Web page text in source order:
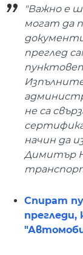
"Важно е
могат да
преглед
не са
начин да
Димитър
Спират
прегледи,